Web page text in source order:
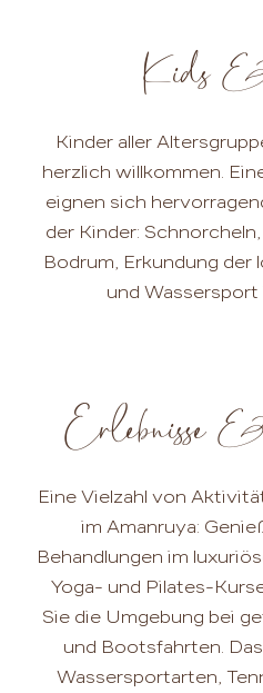
Kids
Kinder aller
herzlich willkommen.
eignen sich
der Kinder:
Bodrum, Erkundung der
und Wassersport
Erlebnisse
Eine Vielzahl von
im Amanruya:
Behandlungen im
Yoga- und Pilates-
Sie die Umgebung bei
und Bootsfahrten.
Wassersportarten,